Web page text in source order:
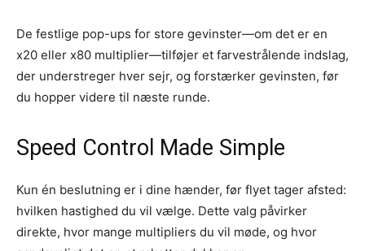
De festlige pop-ups for store gevinster—om det er en
x20 eller x80 multiplier—tilføjer et farvestrålende indslag,
der understreger hver sejr, og forstærker gevinsten, før
du hopper videre til næste runde.
Speed Control Made Simple
Kun én beslutning er i dine hænder, før flyet tager afsted:
hvilken hastighed du vil vælge. Dette valg påvirker
direkte, hvor mange multipliers du vil møde, og hvor